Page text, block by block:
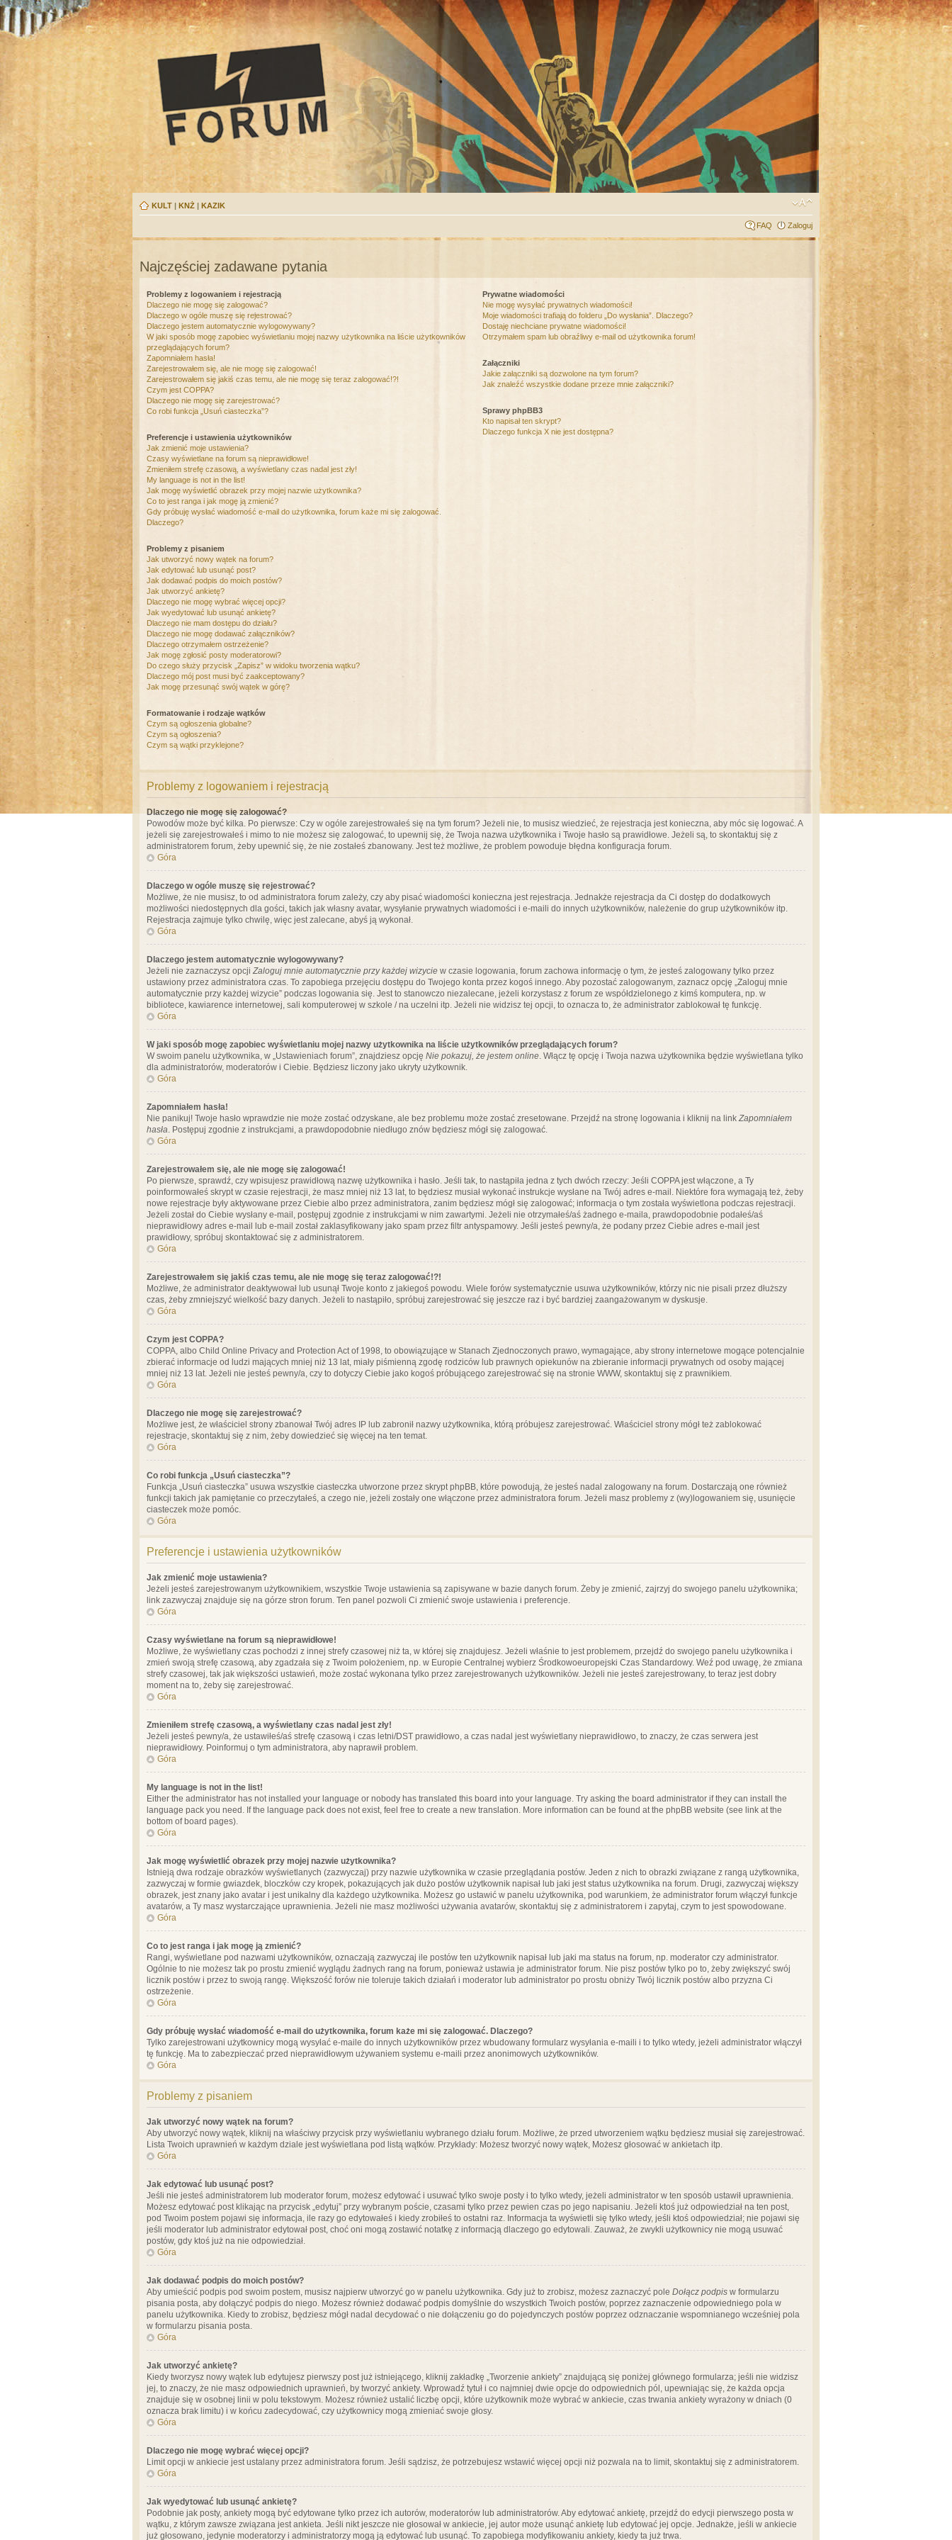
KULT | KNŻ | KAZIK
FAQ Zaloguj
Najczęściej zadawane pytania
Problemy z logowaniem i rejestracją
Dlaczego nie mogę się zalogować?
Dlaczego w ogóle muszę się rejestrować?
Dlaczego jestem automatycznie wylogowywany?
W jaki sposób mogę zapobiec wyświetlaniu mojej nazwy użytkownika na liście użytkowników
przeglądających forum?
Zapomniałem hasła!
Zarejestrowałem się, ale nie mogę się zalogować!
Zarejestrowałem się jakiś czas temu, ale nie mogę się teraz zalogować!?!
Czym jest COPPA?
Dlaczego nie mogę się zarejestrować?
Co robi funkcja „Usuń ciasteczka”?
Preferencje i ustawienia użytkowników
Jak zmienić moje ustawienia?
Czasy wyświetlane na forum są nieprawidłowe!
Zmieniłem strefę czasową, a wyświetlany czas nadal jest zły!
My language is not in the list!
Jak mogę wyświetlić obrazek przy mojej nazwie użytkownika?
Co to jest ranga i jak mogę ją zmienić?
Gdy próbuję wysłać wiadomość e-mail do użytkownika, forum każe mi się zalogować.
Dlaczego?
Problemy z pisaniem
Jak utworzyć nowy wątek na forum?
Jak edytować lub usunąć post?
Jak dodawać podpis do moich postów?
Jak utworzyć ankietę?
Dlaczego nie mogę wybrać więcej opcji?
Jak wyedytować lub usunąć ankietę?
Dlaczego nie mam dostępu do działu?
Dlaczego nie mogę dodawać załączników?
Dlaczego otrzymałem ostrzeżenie?
Jak mogę zgłosić posty moderatorowi?
Do czego służy przycisk „Zapisz” w widoku tworzenia wątku?
Dlaczego mój post musi być zaakceptowany?
Jak mogę przesunąć swój wątek w górę?
Formatowanie i rodzaje wątków
Czym są ogłoszenia globalne?
Czym są ogłoszenia?
Czym są wątki przyklejone?
Prywatne wiadomości
Nie mogę wysyłać prywatnych wiadomości!
Moje wiadomości trafiają do folderu „Do wysłania”. Dlaczego?
Dostaję niechciane prywatne wiadomości!
Otrzymałem spam lub obraźliwy e-mail od użytkownika forum!
Załączniki
Jakie załączniki są dozwolone na tym forum?
Jak znaleźć wszystkie dodane przeze mnie załączniki?
Sprawy phpBB3
Kto napisał ten skrypt?
Dlaczego funkcja X nie jest dostępna?
Problemy z logowaniem i rejestracją
Dlaczego nie mogę się zalogować?
Powodów może być kilka. Po pierwsze: Czy w ogóle zarejestrowałeś się na tym forum? Jeżeli nie, to musisz wiedzieć, że rejestracja jest konieczna, aby móc się logować. A
jeżeli się zarejestrowałeś i mimo to nie możesz się zalogować, to upewnij się, że Twoja nazwa użytkownika i Twoje hasło są prawidłowe. Jeżeli są, to skontaktuj się z
administratorem forum, żeby upewnić się, że nie zostałeś zbanowany. Jest też możliwe, że problem powoduje błędna konfiguracja forum.
Góra
Dlaczego w ogóle muszę się rejestrować?
Możliwe, że nie musisz, to od administratora forum zależy, czy aby pisać wiadomości konieczna jest rejestracja. Jednakże rejestracja da Ci dostęp do dodatkowych
możliwości niedostępnych dla gości, takich jak własny avatar, wysyłanie prywatnych wiadomości i e-maili do innych użytkowników, należenie do grup użytkowników itp.
Rejestracja zajmuje tylko chwilę, więc jest zalecane, abyś ją wykonał.
Góra
Dlaczego jestem automatycznie wylogowywany?
Jeżeli nie zaznaczysz opcji Zaloguj mnie automatycznie przy każdej wizycie w czasie logowania, forum zachowa informację o tym, że jesteś zalogowany tylko przez
ustawiony przez administratora czas. To zapobiega przejęciu dostępu do Twojego konta przez kogoś innego. Aby pozostać zalogowanym, zaznacz opcję „Zaloguj mnie
automatycznie przy każdej wizycie” podczas logowania się. Jest to stanowczo niezalecane, jeżeli korzystasz z forum ze współdzielonego z kimś komputera, np. w
bibliotece, kawiarence internetowej, sali komputerowej w szkole / na uczelni itp. Jeżeli nie widzisz tej opcji, to oznacza to, że administrator zablokował tę funkcję.
Góra
W jaki sposób mogę zapobiec wyświetlaniu mojej nazwy użytkownika na liście użytkowników przeglądających forum?
W swoim panelu użytkownika, w „Ustawieniach forum”, znajdziesz opcję Nie pokazuj, że jestem online. Włącz tę opcję i Twoja nazwa użytkownika będzie wyświetlana tylko
dla administratorów, moderatorów i Ciebie. Będziesz liczony jako ukryty użytkownik.
Góra
Zapomniałem hasła!
Nie panikuj! Twoje hasło wprawdzie nie może zostać odzyskane, ale bez problemu może zostać zresetowane. Przejdź na stronę logowania i kliknij na link Zapomniałem
hasła. Postępuj zgodnie z instrukcjami, a prawdopodobnie niedługo znów będziesz mógł się zalogować.
Góra
Zarejestrowałem się, ale nie mogę się zalogować!
Po pierwsze, sprawdź, czy wpisujesz prawidłową nazwę użytkownika i hasło. Jeśli tak, to nastąpiła jedna z tych dwóch rzeczy: Jeśli COPPA jest włączone, a Ty
poinformowałeś skrypt w czasie rejestracji, że masz mniej niż 13 lat, to będziesz musiał wykonać instrukcje wysłane na Twój adres e-mail. Niektóre fora wymagają też, żeby
nowe rejestracje były aktywowane przez Ciebie albo przez administratora, zanim będziesz mógł się zalogować; informacja o tym została wyświetlona podczas rejestracji.
Jeżeli został do Ciebie wysłany e-mail, postępuj zgodnie z instrukcjami w nim zawartymi. Jeżeli nie otrzymałeś/aś żadnego e-maila, prawdopodobnie podałeś/aś
nieprawidłowy adres e-mail lub e-mail został zaklasyfikowany jako spam przez filtr antyspamowy. Jeśli jesteś pewny/a, że podany przez Ciebie adres e-mail jest
prawidłowy, spróbuj skontaktować się z administratorem.
Góra
Zarejestrowałem się jakiś czas temu, ale nie mogę się teraz zalogować!?!
Możliwe, że administrator deaktywował lub usunął Twoje konto z jakiegoś powodu. Wiele forów systematycznie usuwa użytkowników, którzy nic nie pisali przez dłuższy
czas, żeby zmniejszyć wielkość bazy danych. Jeżeli to nastąpiło, spróbuj zarejestrować się jeszcze raz i być bardziej zaangażowanym w dyskusje.
Góra
Czym jest COPPA?
COPPA, albo Child Online Privacy and Protection Act of 1998, to obowiązujące w Stanach Zjednoczonych prawo, wymagające, aby strony internetowe mogące potencjalnie
zbierać informacje od ludzi mających mniej niż 13 lat, miały piśmienną zgodę rodziców lub prawnych opiekunów na zbieranie informacji prywatnych od osoby mającej
mniej niż 13 lat. Jeżeli nie jesteś pewny/a, czy to dotyczy Ciebie jako kogoś próbującego zarejestrować się na stronie WWW, skontaktuj się z prawnikiem.
Góra
Dlaczego nie mogę się zarejestrować?
Możliwe jest, że właściciel strony zbanował Twój adres IP lub zabronił nazwy użytkownika, którą próbujesz zarejestrować. Właściciel strony mógł też zablokować
rejestracje, skontaktuj się z nim, żeby dowiedzieć się więcej na ten temat.
Góra
Co robi funkcja „Usuń ciasteczka”?
Funkcja „Usuń ciasteczka” usuwa wszystkie ciasteczka utworzone przez skrypt phpBB, które powodują, że jesteś nadal zalogowany na forum. Dostarczają one również
funkcji takich jak pamiętanie co przeczytałeś, a czego nie, jeżeli zostały one włączone przez administratora forum. Jeżeli masz problemy z (wy)logowaniem się, usunięcie
ciasteczek może pomóc.
Góra
Preferencje i ustawienia użytkowników
Jak zmienić moje ustawienia?
Jeżeli jesteś zarejestrowanym użytkownikiem, wszystkie Twoje ustawienia są zapisywane w bazie danych forum. Żeby je zmienić, zajrzyj do swojego panelu użytkownika;
link zazwyczaj znajduje się na górze stron forum. Ten panel pozwoli Ci zmienić swoje ustawienia i preferencje.
Góra
Czasy wyświetlane na forum są nieprawidłowe!
Możliwe, że wyświetlany czas pochodzi z innej strefy czasowej niż ta, w której się znajdujesz. Jeżeli właśnie to jest problemem, przejdź do swojego panelu użytkownika i
zmień swoją strefę czasową, aby zgadzała się z Twoim położeniem, np. w Europie Centralnej wybierz Środkowoeuropejski Czas Standardowy. Weź pod uwagę, że zmiana
strefy czasowej, tak jak większości ustawień, może zostać wykonana tylko przez zarejestrowanych użytkowników. Jeżeli nie jesteś zarejestrowany, to teraz jest dobry
moment na to, żeby się zarejestrować.
Góra
Zmieniłem strefę czasową, a wyświetlany czas nadal jest zły!
Jeżeli jesteś pewny/a, że ustawiłeś/aś strefę czasową i czas letni/DST prawidłowo, a czas nadal jest wyświetlany nieprawidłowo, to znaczy, że czas serwera jest
nieprawidłowy. Poinformuj o tym administratora, aby naprawił problem.
Góra
My language is not in the list!
Either the administrator has not installed your language or nobody has translated this board into your language. Try asking the board administrator if they can install the
language pack you need. If the language pack does not exist, feel free to create a new translation. More information can be found at the phpBB website (see link at the
bottom of board pages).
Góra
Jak mogę wyświetlić obrazek przy mojej nazwie użytkownika?
Istnieją dwa rodzaje obrazków wyświetlanych (zazwyczaj) przy nazwie użytkownika w czasie przeglądania postów. Jeden z nich to obrazki związane z rangą użytkownika,
zazwyczaj w formie gwiazdek, bloczków czy kropek, pokazujących jak dużo postów użytkownik napisał lub jaki jest status użytkownika na forum. Drugi, zazwyczaj większy
obrazek, jest znany jako avatar i jest unikalny dla każdego użytkownika. Możesz go ustawić w panelu użytkownika, pod warunkiem, że administrator forum włączył funkcje
avatarów, a Ty masz wystarczające uprawnienia. Jeżeli nie masz możliwości używania avatarów, skontaktuj się z administratorem i zapytaj, czym to jest spowodowane.
Góra
Co to jest ranga i jak mogę ją zmienić?
Rangi, wyświetlane pod nazwami użytkowników, oznaczają zazwyczaj ile postów ten użytkownik napisał lub jaki ma status na forum, np. moderator czy administrator.
Ogólnie to nie możesz tak po prostu zmienić wyglądu żadnych rang na forum, ponieważ ustawia je administrator forum. Nie pisz postów tylko po to, żeby zwiększyć swój
licznik postów i przez to swoją rangę. Większość forów nie toleruje takich działań i moderator lub administrator po prostu obniży Twój licznik postów albo przyzna Ci
ostrzeżenie.
Góra
Gdy próbuję wysłać wiadomość e-mail do użytkownika, forum każe mi się zalogować. Dlaczego?
Tylko zarejestrowani użytkownicy mogą wysyłać e-maile do innych użytkowników przez wbudowany formularz wysyłania e-maili i to tylko wtedy, jeżeli administrator włączył
tę funkcję. Ma to zabezpieczać przed nieprawidłowym używaniem systemu e-maili przez anonimowych użytkowników.
Góra
Problemy z pisaniem
Jak utworzyć nowy wątek na forum?
Aby utworzyć nowy wątek, kliknij na właściwy przycisk przy wyświetlaniu wybranego działu forum. Możliwe, że przed utworzeniem wątku będziesz musiał się zarejestrować.
Lista Twoich uprawnień w każdym dziale jest wyświetlana pod listą wątków. Przykłady: Możesz tworzyć nowy wątek, Możesz głosować w ankietach itp.
Góra
Jak edytować lub usunąć post?
Jeśli nie jesteś administratorem lub moderator forum, możesz edytować i usuwać tylko swoje posty i to tylko wtedy, jeżeli administrator w ten sposób ustawił uprawnienia.
Możesz edytować post klikając na przycisk „edytuj” przy wybranym poście, czasami tylko przez pewien czas po jego napisaniu. Jeżeli ktoś już odpowiedział na ten post,
pod Twoim postem pojawi się informacja, ile razy go edytowałeś i kiedy zrobiłeś to ostatni raz. Informacja ta wyświetli się tylko wtedy, jeśli ktoś odpowiedział; nie pojawi się
jeśli moderator lub administrator edytował post, choć oni mogą zostawić notatkę z informacją dlaczego go edytowali. Zauważ, że zwykli użytkownicy nie mogą usuwać
postów, gdy ktoś już na nie odpowiedział.
Góra
Jak dodawać podpis do moich postów?
Aby umieścić podpis pod swoim postem, musisz najpierw utworzyć go w panelu użytkownika. Gdy już to zrobisz, możesz zaznaczyć pole Dołącz podpis w formularzu
pisania posta, aby dołączyć podpis do niego. Możesz również dodawać podpis domyślnie do wszystkich Twoich postów, poprzez zaznaczenie odpowiedniego pola w
panelu użytkownika. Kiedy to zrobisz, będziesz mógł nadal decydować o nie dołączeniu go do pojedynczych postów poprzez odznaczanie wspomnianego wcześniej pola
w formularzu pisania posta.
Góra
Jak utworzyć ankietę?
Kiedy tworzysz nowy wątek lub edytujesz pierwszy post już istniejącego, kliknij zakładkę „Tworzenie ankiety” znajdującą się poniżej głównego formularza; jeśli nie widzisz
jej, to znaczy, że nie masz odpowiednich uprawnień, by tworzyć ankiety. Wprowadź tytuł i co najmniej dwie opcje do odpowiednich pól, upewniając się, że każda opcja
znajduje się w osobnej linii w polu tekstowym. Możesz również ustalić liczbę opcji, które użytkownik może wybrać w ankiecie, czas trwania ankiety wyrażony w dniach (0
oznacza brak limitu) i w końcu zadecydować, czy użytkownicy mogą zmieniać swoje głosy.
Góra
Dlaczego nie mogę wybrać więcej opcji?
Limit opcji w ankiecie jest ustalany przez administratora forum. Jeśli sądzisz, że potrzebujesz wstawić więcej opcji niż pozwala na to limit, skontaktuj się z administratorem.
Góra
Jak wyedytować lub usunąć ankietę?
Podobnie jak posty, ankiety mogą być edytowane tylko przez ich autorów, moderatorów lub administratorów. Aby edytować ankietę, przejdź do edycji pierwszego posta w
wątku, z którym zawsze związana jest ankieta. Jeśli nikt jeszcze nie głosował w ankiecie, jej autor może usunąć ankietę lub edytować jej opcje. Jednakże, jeśli w ankiecie
już głosowano, jedynie moderatorzy i administratorzy mogą ją edytować lub usunąć. To zapobiega modyfikowaniu ankiety, kiedy ta już trwa.